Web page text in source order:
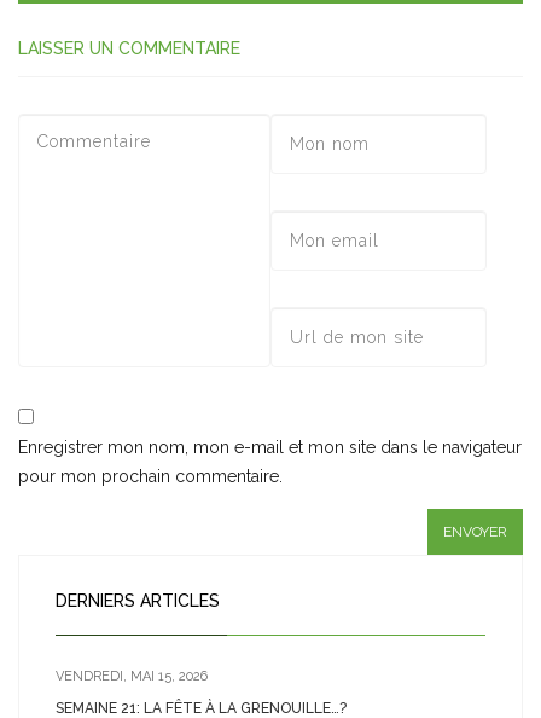
LAISSER UN COMMENTAIRE
Enregistrer mon nom, mon e-mail et mon site dans le navigateur
pour mon prochain commentaire.
DERNIERS ARTICLES
VENDREDI, MAI 15, 2026
SEMAINE 21: LA FÊTE À LA GRENOUILLE…?